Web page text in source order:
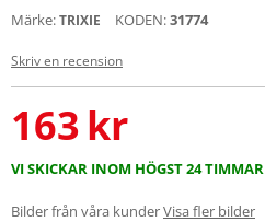
Märke:TRIXIE KODEN:31774
Skriv en recension
163kr
VI SKICKAR INOM HÖGST 24 TIMMAR
Bilder från våra kunderVisa fler bilder